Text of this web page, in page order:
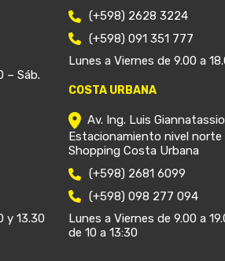
– Sáb.
y 13.30
(+598) 2628 3224
(+598) 091 351 777
Lunes a Viernes de 9.00 a
COSTA URBANA
Av. Ing. Luis Giannatassio
Estacionamiento nivel norte
Shopping Costa Urbana
(+598) 2681 6099
(+598) 098 277 094
Lunes a Viernes de 9.00 a
de 10 a 13:30